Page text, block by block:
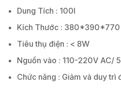
Dung Tích : 100l
Kích Thước : 380*390*770
Tiêu thụ điện : < 8W
Nguồn vào : 110-220V AC/
Chức năng : Giảm và duy trì